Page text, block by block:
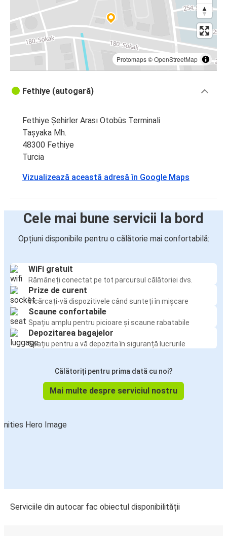
Protomaps©OpenStreetMap
Fethiye (autogară)
Fethiye Şehirler Arası Otobüs Terminali
Taşyaka Mh.
48300 Fethiye
Turcia
Vizualizează această adresă în Google Maps
Cele mai bune servicii la bord
Opțiuni disponibile pentru o călătorie mai confortabilă:
WiFi gratuit
Rămâneți conectat pe tot parcursul călătoriei dvs.
Prize de curent
Încărcați-vă dispozitivele când sunteți în mișcare
Scaune confortabile
Spațiu amplu pentru picioare și scaune rabatabile
Depozitarea bagajelor
Spațiu pentru a vă depozita în siguranță lucrurile
Călătoriți pentru prima dată cu noi?
Mai multe despre serviciul nostru
Serviciile din autocar fac obiectul disponibilității